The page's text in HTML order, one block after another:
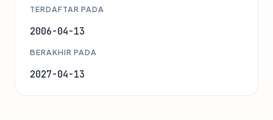
TERDAFTAR PADA
2006-04-13
BERAKHIR PADA
2027-04-13